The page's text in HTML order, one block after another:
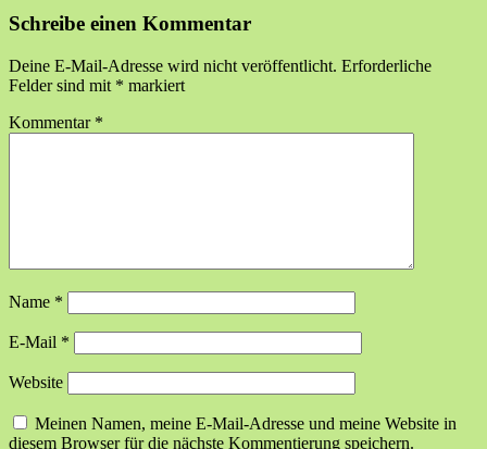
Schreibe einen Kommentar
Deine E-Mail-Adresse wird nicht veröffentlicht. Erforderliche
Felder sind mit * markiert
Kommentar *
Name *
E-Mail *
Website
Meinen Namen, meine E-Mail-Adresse und meine Website in
diesem Browser für die nächste Kommentierung speichern.